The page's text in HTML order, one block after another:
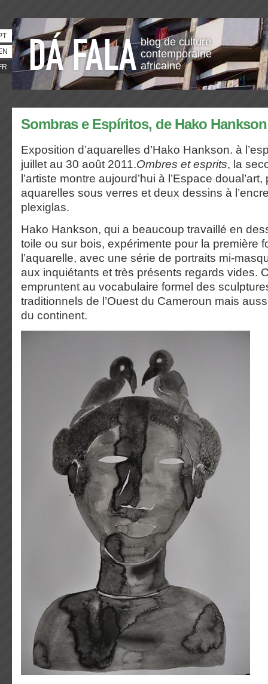
blog de culture
contemporaine
africaine
Sombras e Espíritos, de Hako Hankson
Exposition d’aquarelles d’Hako Hankson. à
juillet au 30 août 2011.Ombres et esprits, la
l’artiste montre aujourd’hui à l’Espace
aquarelles sous verres et deux dessins à
plexiglas.
Hako Hankson, qui a beaucoup travaillé en
toile ou sur bois, expérimente pour la première
l’aquarelle, avec une série de portraits mi-
aux inquiétants et très présents regards vides.
empruntent au vocabulaire formel des
traditionnels de l’Ouest du Cameroun mais
du continent.